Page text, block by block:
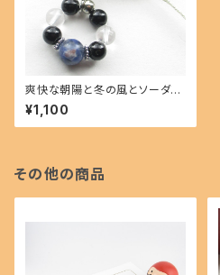
爽快な朝陽と冬の風とソーダラ
イトを感じながら、未来を切り開
きにいこう。<合格祈願ストラップ
>GO02
¥1,100
その他の商品